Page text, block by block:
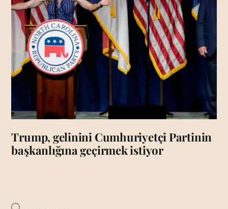
Trump, gelinini Cumhuriyetçi Partinin
başkanlığına geçirmek istiyor